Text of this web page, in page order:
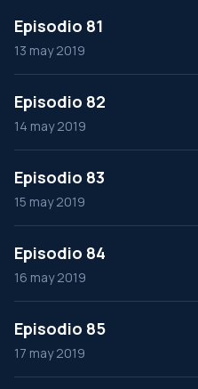
Episodio 81
13 may 2019
Episodio 82
14 may 2019
Episodio 83
15 may 2019
Episodio 84
16 may 2019
Episodio 85
17 may 2019